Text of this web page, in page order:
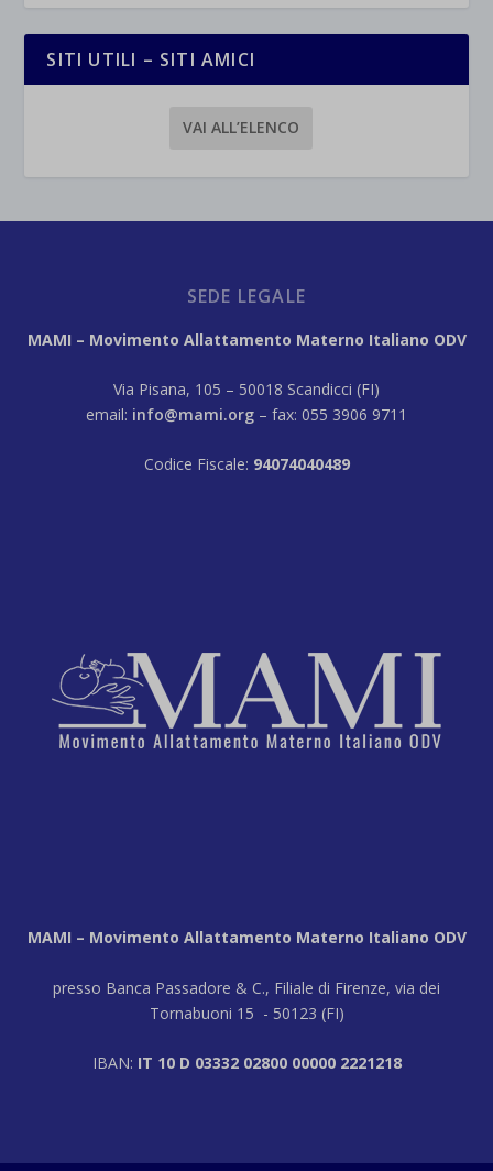
SITI UTILI – SITI AMICI
VAI ALL’ELENCO
SEDE LEGALE
MAMI – Movimento Allattamento Materno Italiano ODV
Via Pisana, 105 – 50018 Scandicci (FI)
email: info@mami.org – fax: 055 3906 9711
Codice Fiscale: 94074040489
MAMI – Movimento Allattamento Materno Italiano ODV
presso Banca Passadore & C., Filiale di Firenze, via dei
Tornabuoni 15 - 50123 (FI)
IBAN: IT 10 D 03332 02800 00000 2221218